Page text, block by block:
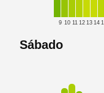
9 10 11 12 13 14
Sábado